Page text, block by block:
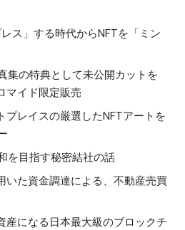
ス」する時代からNFTを「ミン
集の特典として未公開カットを
マイド限定販売
プレイスの厳選したNFTアートを
を目指す秘密結社の話
いた資金調達による、不動産売買
産になる日本最大級のブロックチ